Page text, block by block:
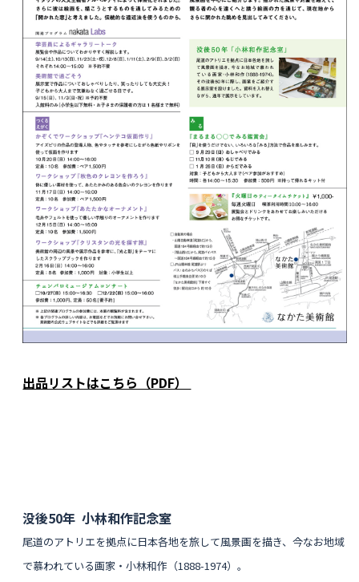
出品リストはこちら（PDF）
没後50年 小林和作記念室
尾道のアトリエを拠点に日本各地を旅して風景画を描き、今なお地域
で慕われている画家・小林和作（1888-1974）。